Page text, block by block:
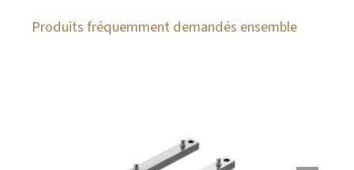
Produits fréquemment demandés ensemble